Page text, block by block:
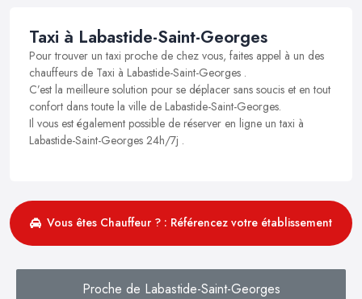
Taxi à Labastide-Saint-Georges
Pour trouver un taxi proche de chez vous, faites appel à un des
chauffeurs de Taxi à Labastide-Saint-Georges .
C’est la meilleure solution pour se déplacer sans soucis et en tout
confort dans toute la ville de Labastide-Saint-Georges.
Il vous est également possible de réserver en ligne un taxi à
Labastide-Saint-Georges 24h/7j .
Vous êtes Chauffeur ? : Référencez votre établissement
Proche de Labastide-Saint-Georges